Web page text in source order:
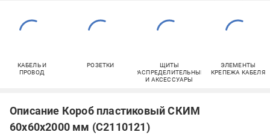
КАБЕЛЬ И
ПРОВОД
РОЗЕТКИ
ЩИТЫ
РАСПРЕДЕЛИТЕЛЬНЫЕ
И АКСЕССУАРЫ
ЭЛЕМЕНТЫ
КРЕПЕЖА КАБЕЛЯ
Описание Короб пластиковый СКИМ
60х60х2000 мм (С2110121)